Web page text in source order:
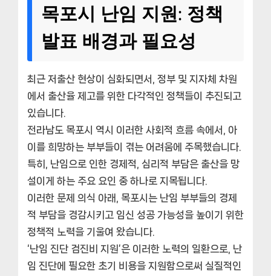
목포시 난임 지원: 정책
발표 배경과 필요성
최근 저출산 현상이 심화되면서, 정부 및 지자체 차원
에서 출산율 제고를 위한 다각적인 정책들이 추진되고
있습니다.
전라남도 목포시 역시 이러한 사회적 흐름 속에서, 아
이를 희망하는 부부들이 겪는 어려움에 주목했습니다.
특히, 난임으로 인한 경제적, 심리적 부담은 출산을 망
설이게 하는 주요 요인 중 하나로 지목됩니다.
이러한 문제 의식 아래, 목포시는 난임 부부들의 경제
적 부담을 경감시키고 임신 성공 가능성을 높이기 위한
정책적 노력을 기울여 왔습니다.
‘난임 진단 검진비 지원’은 이러한 노력의 일환으로, 난
임 진단에 필요한 초기 비용을 지원함으로써 실질적인